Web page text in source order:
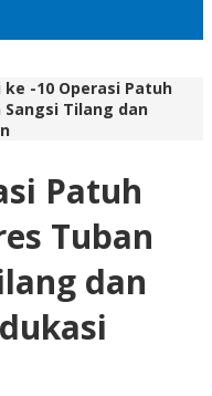
ke -10 Operasi Patuh
Sangsi Tilang dan
Patuh
Tuban
dan